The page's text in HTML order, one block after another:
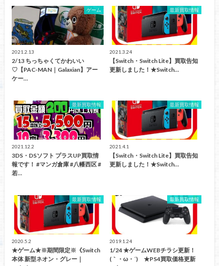
ゲーム
2021.2.13
2/13 ちっちゃくてかわいい
♡【PAC-MAN｜Galaxian】アー
ケー…
最新買取情報
2021.3.24
【Switch・Switch Lite】買取告知
更新しました！★Switch…
最新買取情報
2021.12.2
3DS・DSソフト プラスUP買取情
報です！ #マンガ倉庫 #八幡西区 #
若…
最新買取情報
2021.4.1
【Switch・Switch Lite】買取告知
更新しました！★Switch…
最新買取情報
2020.5.2
★ゲーム★※期間限定※《Switch
本体 新型ネオン・グレー｜
最新買取情報
2019.1.24
1/24 ★ゲームWEBチラシ更新！
(｀・ω・´)ゞ★PS4買取価格更新